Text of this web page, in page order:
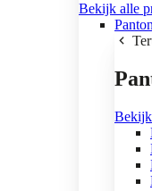
Bekijk alle
Bekijk